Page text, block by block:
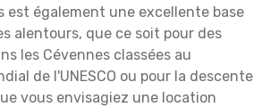
est également une excellente base
alentours, que ce soit pour des
les Cévennes classées au
de l'UNESCO ou pour la descente
vous envisagiez une location